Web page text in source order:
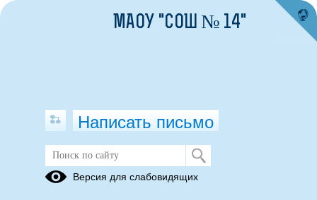
Противодействие коррупции
МАОУ "СОШ № 14"
Написать письмо
Версия для слабовидящих